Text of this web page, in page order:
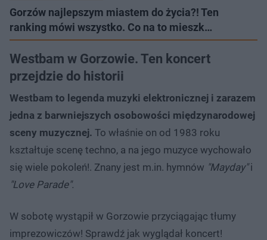
Gorzów najlepszym miastem do życia?! Ten
ranking mówi wszystko. Co na to mieszk…
Westbam w Gorzowie. Ten koncert
przejdzie do historii
Westbam to legenda muzyki elektronicznej i zarazem
jedna z barwniejszych osobowości międzynarodowej
sceny muzycznej. To właśnie on od 1983 roku
kształtuje scenę techno, a na jego muzyce wychowało
się wiele pokoleń!. Znany jest m.in. hymnów "Mayday"i
"Love Parade".
W sobotę wystąpił w Gorzowie przyciągając tłumy
imprezowiczów! Sprawdź jak wyglądał koncert!